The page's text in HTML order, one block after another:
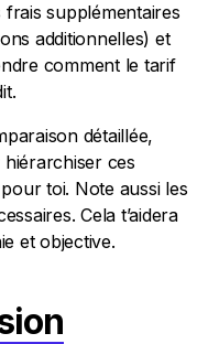
frais supplémentaires
additionnelles) et
comment le tarif
détaillée,
ces
toi. Note aussi les
Cela t’aidera
et objective.